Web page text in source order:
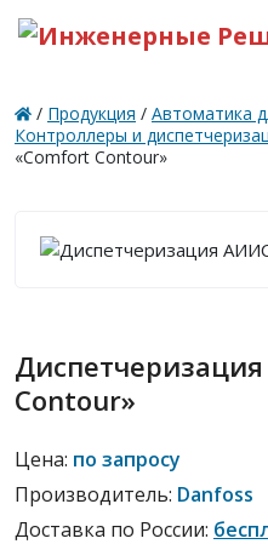
/ Продукция / Автоматика
Контроллеры и
«Comfort Contour»
Contour»
Цена: по запросу
Производитель: Danfoss
Доставка по России: